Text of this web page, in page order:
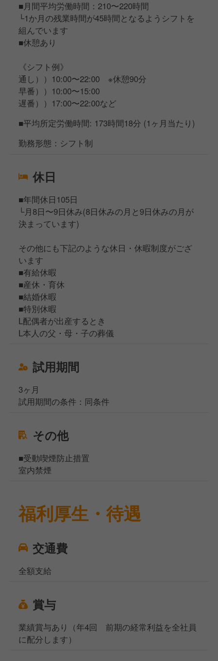
■月間平均労働時間：210〜220時間
└1か月の残業時間が45時間となるようシフトを
組んでいます
■休憩あり
《シフト例》
通し））10:00〜22:00 ※休憩90分
早番））10:00〜15:00
遅番））17:00〜22:00など
■平均所定労働時間: 173時間18分 (1ヶ月当たり)
勤務形態：シフト制
休日
■年間休日105日
└月8日〜9日休み(8日休みの月と9日休みの月が
決まっています)
その他にも下記のような休日・休暇制度がござ
います
■有給休暇
■産休・育休
■結婚休暇
■特別休暇
L配偶者が出産するとき
L本人の父・母・子の葬儀
試用期間
3ヶ月
試用期間の条件：同条件
その他
■受動喫煙防止措置
室内禁煙
福利厚生・待遇
交通費
全額支給
賞与
業績賞与あり（年4回 前期の経常利益を全社員
に配分します）